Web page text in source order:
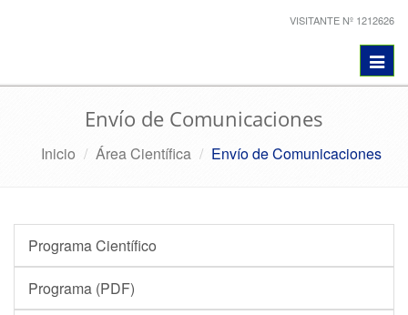
VISITANTE Nº 1212626
Envío de Comunicaciones
Inicio Área Científica Envío de Comunicaciones
Programa Científico
Programa (PDF)